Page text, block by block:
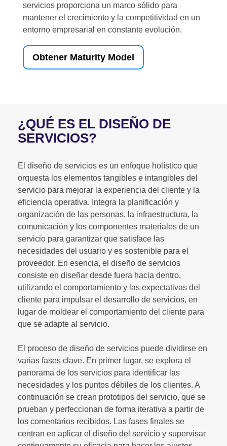
servicios proporciona un marco sólido para
mantener el crecimiento y la competitividad en un
entorno empresarial en constante evolución.
Obtener Maturity Model
¿QUÉ ES EL DISEÑO DE
SERVICIOS?
El diseño de servicios es un enfoque holístico que
orquesta los elementos tangibles e intangibles del
servicio para mejorar la experiencia del cliente y la
eficiencia operativa. Integra la planificación y
organización de las personas, la infraestructura, la
comunicación y los componentes materiales de un
servicio para garantizar que satisface las
necesidades del usuario y es sostenible para el
proveedor. En esencia, el diseño de servicios
consiste en diseñar desde fuera hacia dentro,
utilizando el comportamiento y las expectativas del
cliente para impulsar el desarrollo de servicios, en
lugar de moldear el comportamiento del cliente para
que se adapte al servicio.
El proceso de diseño de servicios puede dividirse en
varias fases clave. En primer lugar, se explora el
panorama de los servicios para identificar las
necesidades y los puntos débiles de los clientes. A
continuación se crean prototipos del servicio, que se
prueban y perfeccionan de forma iterativa a partir de
los comentarios recibidos. Las fases finales se
centran en aplicar el diseño del servicio y supervisar